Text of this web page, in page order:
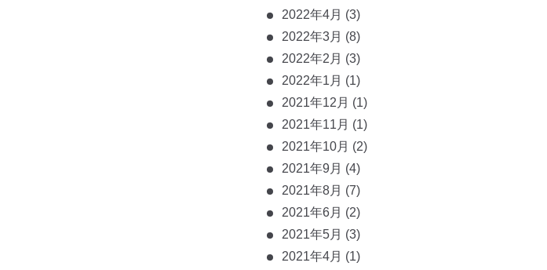
2022年4月 (3)
2022年3月 (8)
2022年2月 (3)
2022年1月 (1)
2021年12月 (1)
2021年11月 (1)
2021年10月 (2)
2021年9月 (4)
2021年8月 (7)
2021年6月 (2)
2021年5月 (3)
2021年4月 (1)